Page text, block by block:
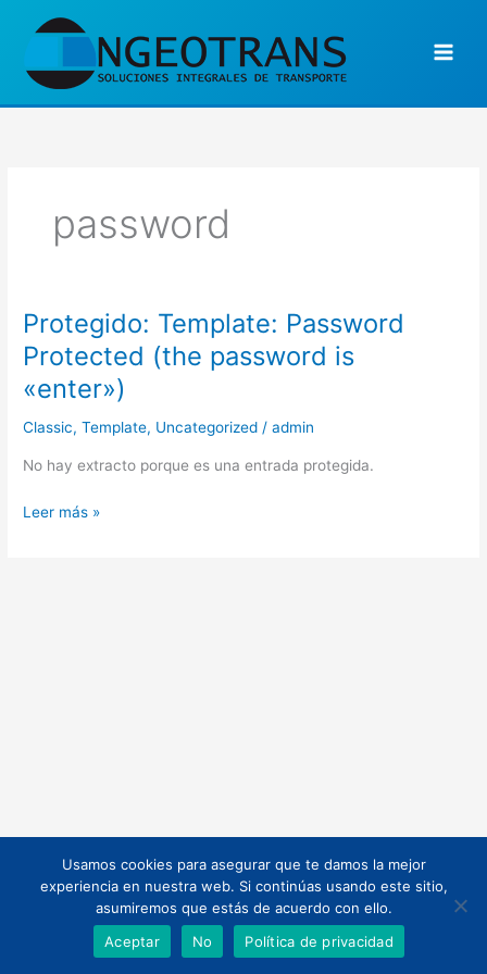
password
Protegido: Template: Password
Protected (the password is
«enter»)
Classic,Template, Uncategorized /admin
No hay extracto porque es una entrada protegida.
Protegido:
Template:
Password
Protected
password
is
Leer más »
Todos los derechos © 2026 | Funciona gracias a
Tema Astra para
WordPress
Usamos cookies para asegurar que te damos la mejor
experiencia en nuestra web. Si continúas usando este sitio,
asumiremos que estás de acuerdo con ello.
Aceptar
No Política de privacidad